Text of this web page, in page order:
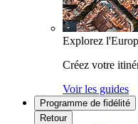
Explorez
Créez votre
Voir les guides
Programme de fidélité
Retour